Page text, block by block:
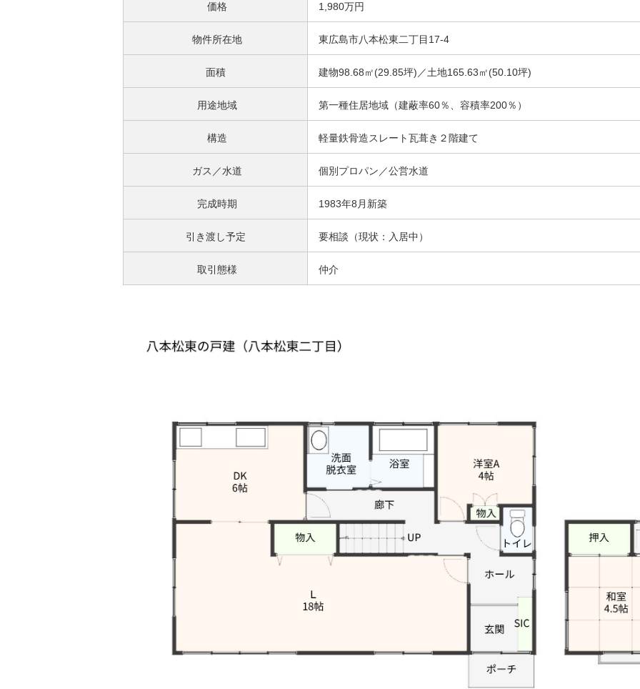
価格 1,980万円
物件所在地 東広島市八本松東二丁目17-4
面積 建物98.68㎡(29.85坪)／土地165.63㎡(50.10坪)
用途地域 第一種住居地域（建蔽率60％、容積率200％）
構造 軽量鉄骨造スレート瓦葺き２階建て
ガス／水道 個別プロパン／公営水道
完成時期 1983年8月新築
引き渡し予定 要相談（現状：入居中）
取引態様 仲介